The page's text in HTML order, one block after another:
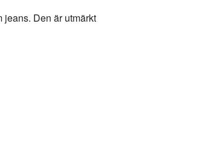
jeans. Den är utmärkt